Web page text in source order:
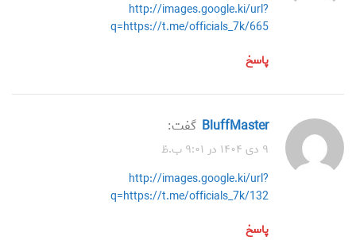
http://images.google.ki/url?
q=https://t.me/officials_7k/665
پاسخ
BluffMaster گفت:
۹ دی ۱۴۰۴ در ۹:۰۱ ب.ظ
http://images.google.ki/url?
q=https://t.me/officials_7k/132
پاسخ